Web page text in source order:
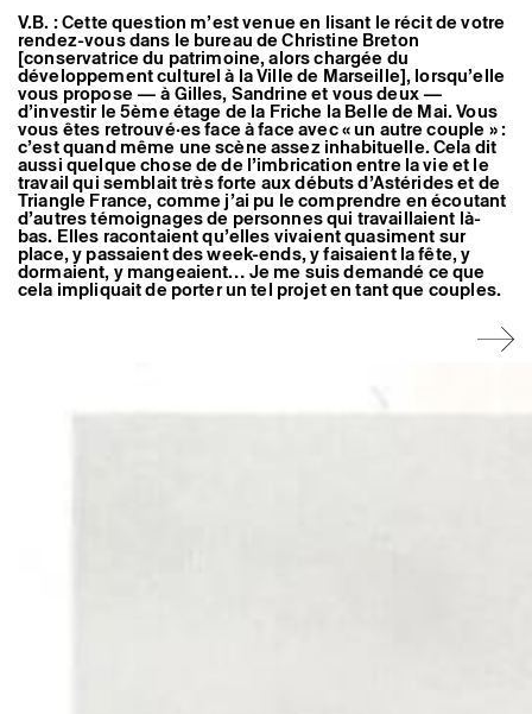
V.B. : Cette question m’est venue en lisant le récit de votre
rendez-vous dans le bureau de Christine Breton
[conservatrice du patrimoine, alors chargée du
développement culturel à la Ville de Marseille], lorsqu’elle
vous propose — à Gilles, Sandrine et vous deux —
d’investir le 5ème étage de la Friche la Belle de Mai. Vous
vous êtes retrouvé·es face à face avec « un autre couple » :
c’est quand même une scène assez inhabituelle. Cela dit
aussi quelque chose de de l’imbrication entre la vie et le
travail qui semblait très forte aux débuts d’Astérides et de
Triangle France, comme j’ai pu le comprendre en écoutant
d’autres témoignages de personnes qui travaillaient là-
bas. Elles racontaient qu’elles vivaient quasiment sur
place, y passaient des week-ends, y faisaient la fête, y
dormaient, y mangeaient… Je me suis demandé ce que
cela impliquait de porter un tel projet en tant que couples.